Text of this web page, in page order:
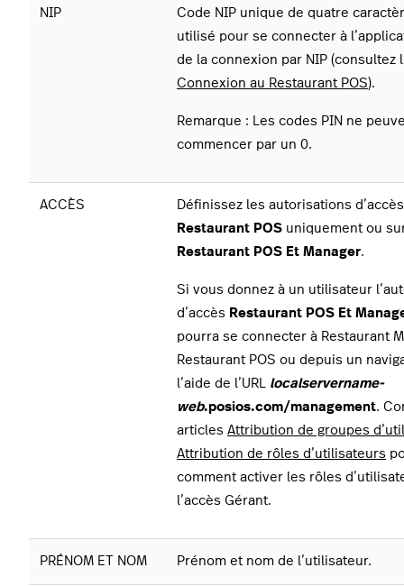
NIP
Code NIP unique de quatre
utilisé pour se connecter à
de la connexion par NIP (consultez
Connexion au Restaurant POS).
Remarque : Les codes PIN ne
commencer par un 0.
ACCÈS
Définissez les autorisations
Restaurant POS uniquement ou
Restaurant POS Et Manager.
Si vous donnez à un utilisateur
d’accès Restaurant POS Et
pourra se connecter à Restaurant
Restaurant POS ou depuis un
l’aide de l’URL localservername-
web.posios.com/management.
articles Attribution de groupes
Attribution de rôles d’utilisateurs
comment activer les rôles
l’accès Gérant.
PRÉNOM ET NOM Prénom et nom de l’utilisateur.